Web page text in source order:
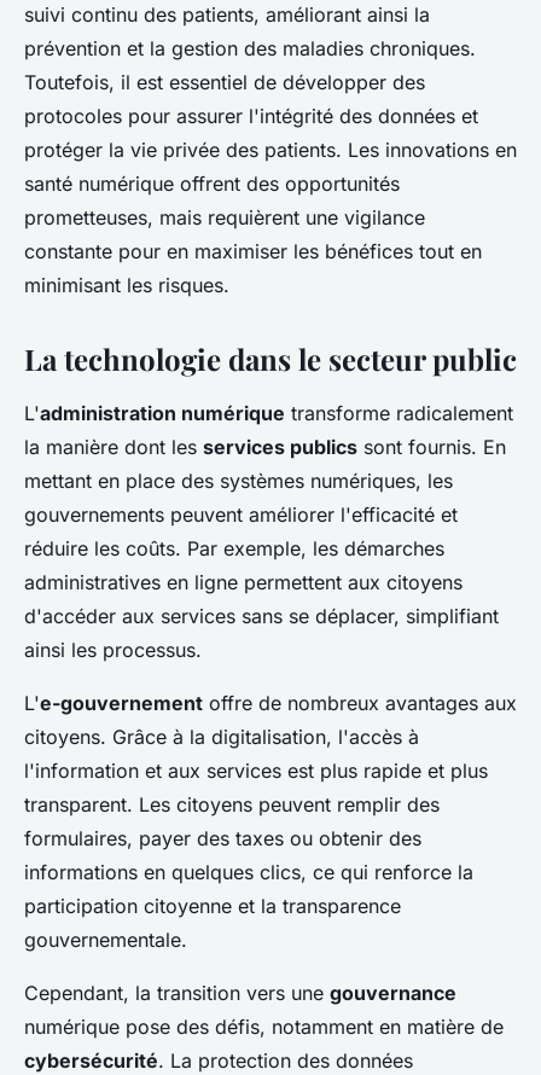
suivi continu des patients, améliorant ainsi la
prévention et la gestion des maladies chroniques.
Toutefois, il est essentiel de développer des
protocoles pour assurer l'intégrité des données et
protéger la vie privée des patients. Les innovations en
santé numérique offrent des opportunités
prometteuses, mais requièrent une vigilance
constante pour en maximiser les bénéfices tout en
minimisant les risques.
La technologie dans le secteur public
L'administration numérique transforme radicalement
la manière dont les services publics sont fournis. En
mettant en place des systèmes numériques, les
gouvernements peuvent améliorer l'efficacité et
réduire les coûts. Par exemple, les démarches
administratives en ligne permettent aux citoyens
d'accéder aux services sans se déplacer, simplifiant
ainsi les processus.
L'e-gouvernement offre de nombreux avantages aux
citoyens. Grâce à la digitalisation, l'accès à
l'information et aux services est plus rapide et plus
transparent. Les citoyens peuvent remplir des
formulaires, payer des taxes ou obtenir des
informations en quelques clics, ce qui renforce la
participation citoyenne et la transparence
gouvernementale.
Cependant, la transition vers une gouvernance
numérique pose des défis, notamment en matière de
cybersécurité. La protection des données